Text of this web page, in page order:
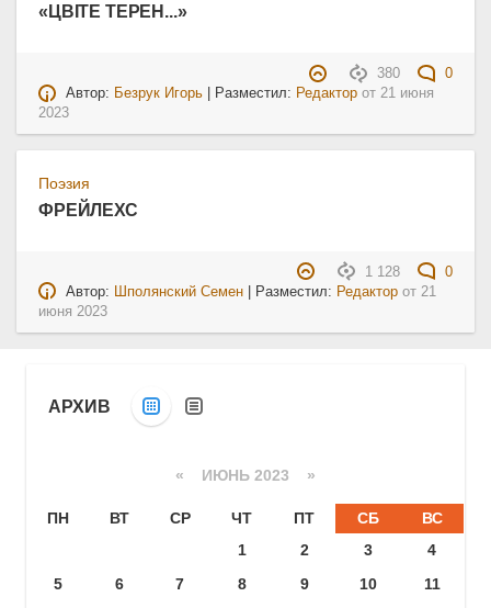
«ЦВІТЕ ТЕРЕН...»
380
0
Автор: Безрук Игорь | Разместил: Редактор от21 июня
2023
Поэзия
ФРЕЙЛЕХС
1 128
0
Автор:
Шполянский Семен | Разместил: Редактор от 21
июня 2023
АРХИВ
« ИЮНЬ 2023 »
ПН ВТ СР ЧТ ПТ СБ
ВС
1
2 3
4
5
6 7 8 9 10
11